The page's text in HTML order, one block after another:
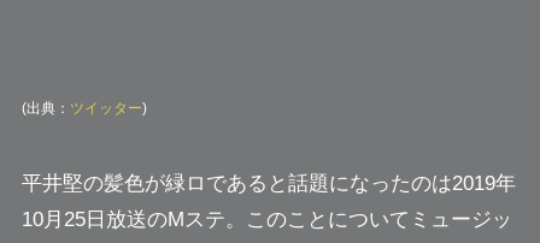
(出典： ツイッター)
平井堅の髪色が緑ロであると話題になったのは2019年
10月25日放送のMステ。このことについてミュージッ